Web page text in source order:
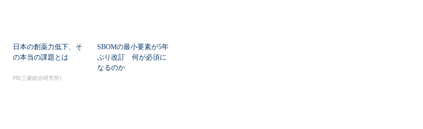
日本の創薬力低下、そ
の本当の課題とは
PR(三菱総合研究所)
SBOMの最小要素が5年
ぶり改訂 何が必須に
なるのか